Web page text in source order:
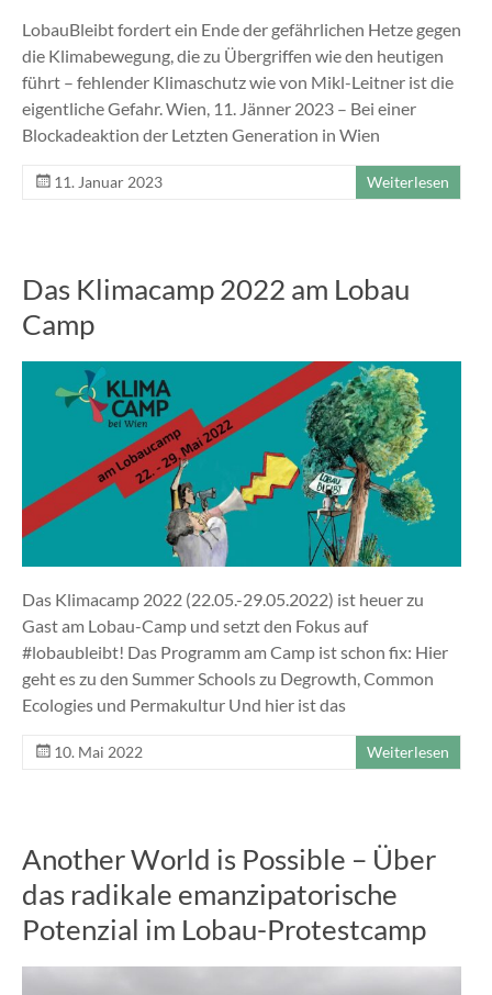
LobauBleibt fordert ein Ende der gefährlichen Hetze gegen
die Klimabewegung, die zu Übergriffen wie den heutigen
führt – fehlender Klimaschutz wie von Mikl-Leitner ist die
eigentliche Gefahr. Wien, 11. Jänner 2023 – Bei einer
Blockadeaktion der Letzten Generation in Wien
11. Januar 2023 Weiterlesen
Das Klimacamp 2022 am Lobau
Camp
Das Klimacamp 2022 (22.05.-29.05.2022) ist heuer zu
Gast am Lobau-Camp und setzt den Fokus auf
#lobaubleibt! Das Programm am Camp ist schon fix: Hier
geht es zu den Summer Schools zu Degrowth, Common
Ecologies und Permakultur Und hier ist das
10. Mai 2022 Weiterlesen
Another World is Possible – Über
das radikale emanzipatorische
Potenzial im Lobau-Protestcamp